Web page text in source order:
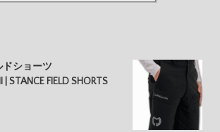
ドショーツ
STANCE FIELD SHORTS